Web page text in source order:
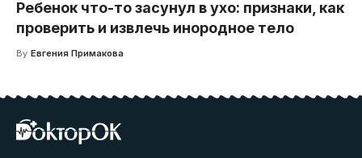
Ребенок что-то засунул в ухо: признаки, как
проверить и извлечь инородное тело
By Евгения Примакова